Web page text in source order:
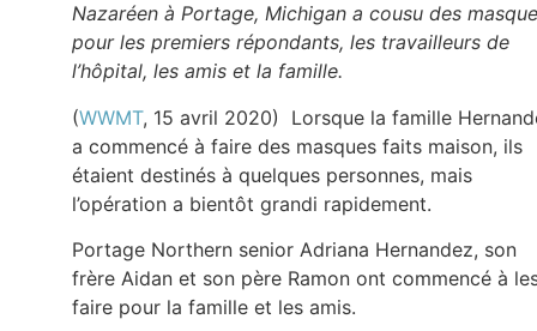
Nazaréen à Portage, Michigan a cousu des
pour les premiers répondants, les travailleurs de
l’hôpital, les amis et la famille.
(WWMT, 15 avril 2020) Lorsque la famille
a commencé à faire des masques faits maison, ils
étaient destinés à quelques personnes, mais
l’opération a bientôt grandi rapidement.
Portage Northern senior Adriana Hernandez, son
frère Aidan et son père Ramon ont commencé à
faire pour la famille et les amis.